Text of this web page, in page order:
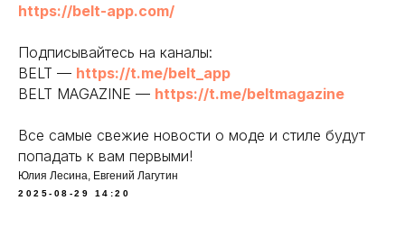
https://belt-app.com/
Подписывайтесь на каналы:
BELT — https://t.me/belt_app
BELT MAGAZINE — https://t.me/beltmagazine
Все самые свежие новости о моде и стиле будут
попадать к вам первыми!
Юлия Лесина, Евгений Лагутин
2025-08-29 14:20